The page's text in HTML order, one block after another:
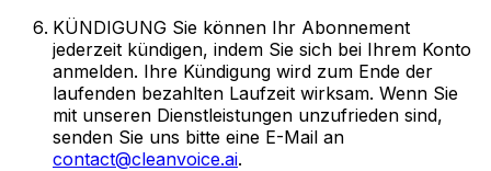
KÜNDIGUNG Sie können Ihr Abonnement
jederzeit kündigen, indem Sie sich bei Ihrem Konto
anmelden. Ihre Kündigung wird zum Ende der
laufenden bezahlten Laufzeit wirksam. Wenn Sie
mit unseren Dienstleistungen unzufrieden sind,
senden Sie uns bitte eine E-Mail an
contact@cleanvoice.ai.